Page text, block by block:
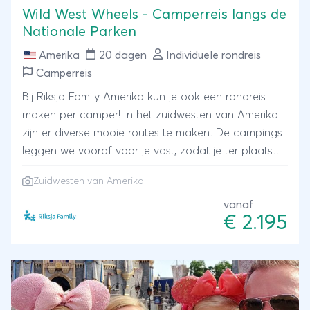
Wild West Wheels - Camperreis langs de
Nationale Parken
Amerika 20 dagen
Individuele rondreis
Camperreis
Bij Riksja Family Amerika kun je ook een rondreis
maken per camper! In het zuidwesten van Amerika
zijn er diverse mooie routes te maken. De campings
leggen we vooraf voor je vast, zodat je ter plaatse
rekening mee dat de campings een mix zijn van
campings in de natuur maar ook regelmatig met
een zwembad voor de kinderen. Met een camper
Zuidwesten van Amerika
vanaf
€ 2.195